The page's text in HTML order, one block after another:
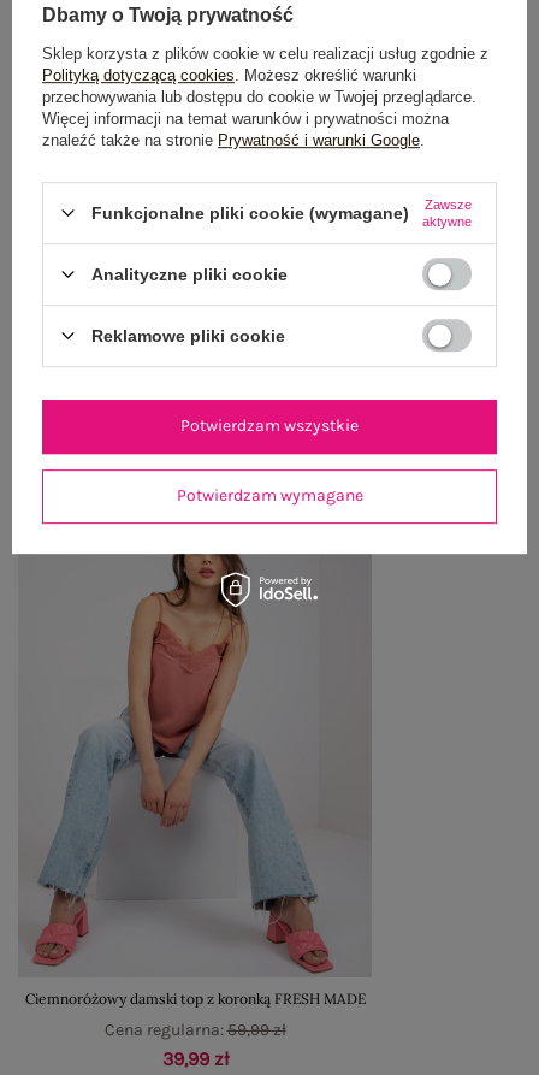
OPIS PRODUKTU
GŁÓWNE PARAMETRY
OPINIE O PRODUKCIE (0)
WYSYŁKA I DOSTAWA
OSTATNIO OGLĄDANE
Zobacz wszystko
Ciemnoróżowy damski top z koronką FRESH MADE
39,99 zł
Cena regularna:59,99 zł
Dbamy o Twoją prywatność
Sklep korzysta z plików cookie w celu realizacji usług zgodnie z
Polityką dotyczącą cookies . Możesz określić warunki
przechowywania lub dostępu do cookie w Twojej przeglądarce.
Więcej informacji na temat warunków i prywatności można
znaleźć także na stronie Prywatność i warunki Google
Funkcjonalne pliki cookie (wymagane)
Zawsze
aktywne
Analityczne pliki cookie
Reklamowe pliki cookie
Potwierdzam wymagane
Potwierdzam wszystkie